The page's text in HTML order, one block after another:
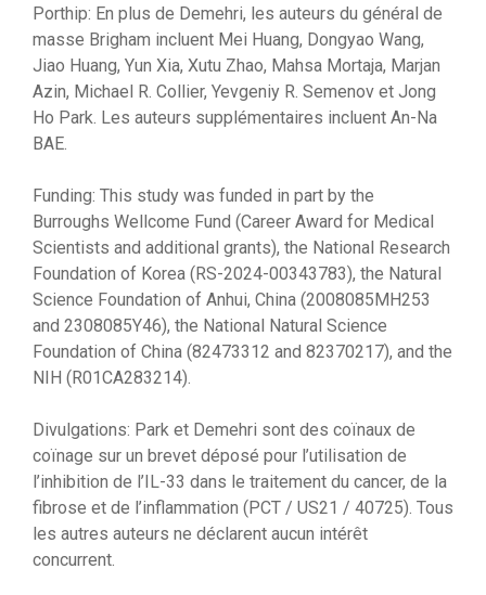
Porthip: En plus de Demehri, les auteurs du général de
masse Brigham incluent Mei Huang, Dongyao Wang,
Jiao Huang, Yun Xia, Xutu Zhao, Mahsa Mortaja, Marjan
Azin, Michael R. Collier, Yevgeniy R. Semenov et Jong
Ho Park. Les auteurs supplémentaires incluent An-Na
BAE.
Funding: This study was funded in part by the
Burroughs Wellcome Fund (Career Award for Medical
Scientists and additional grants), the National Research
Foundation of Korea (RS-2024-00343783), the Natural
Science Foundation of Anhui, China (2008085MH253
and 2308085Y46), the National Natural Science
Foundation of China (82473312 and 82370217), and the
NIH (R01CA283214).
Divulgations: Park et Demehri sont des coïnaux de
coïnage sur un brevet déposé pour l’utilisation de
l’inhibition de l’IL-33 dans le traitement du cancer, de la
fibrose et de l’inflammation (PCT / US21 / 40725). Tous
les autres auteurs ne déclarent aucun intérêt
concurrent.